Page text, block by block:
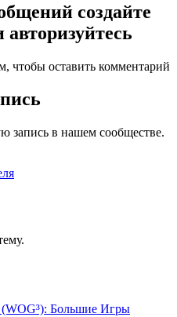
создайте
чтобы оставить комментарий
запись в нашем сообществе.
(WOG³): Большие Игры